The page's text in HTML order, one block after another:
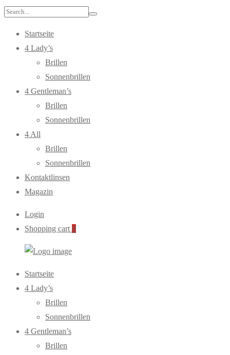
Search
Startseite
4 Lady’s
Brillen
Sonnenbrillen
4 Gentleman’s
Brillen
Sonnenbrillen
4 All
Brillen
Sonnenbrillen
Kontaktlinsen
Magazin
Login
Shopping cart 0
Primary
Menu
Startseite
4 Lady’s
Brillen
Sonnenbrillen
4 Gentleman’s
Brillen